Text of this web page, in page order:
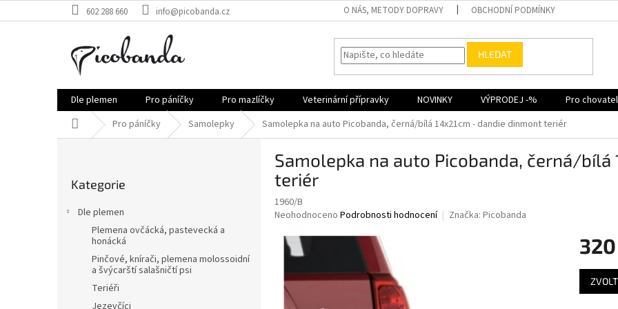
na
602 288 660 info@picobanda.cz O NÁS, METODY DOPRAVY OBCHODNÍ PODMÍNKY
HLEDAT
Dle plemen Pro páníčky Pro mazlíčky Veterinární přípravky NOVINKY VÝPRODEJ -% Pro
Domů Pro páníčky Samolepky Samolepka na auto Picobanda, černá/bílá 14x21cm - dandie dinmont teriér
kategorie
Kategorie
Dle plemen
Plemena ovčácká, pastevecká a
honácká
Pinčové, knírači, plemena molossoidní
a švýcarští salašničtí psi
Teriéři
Jezevčíci
Samolepka na auto Picobanda, černá/
teriér
1960/B
Průměrné
produktu
Neohodnoceno Podrobnosti hodnocení Značka: Picobanda
Měrná
cena: